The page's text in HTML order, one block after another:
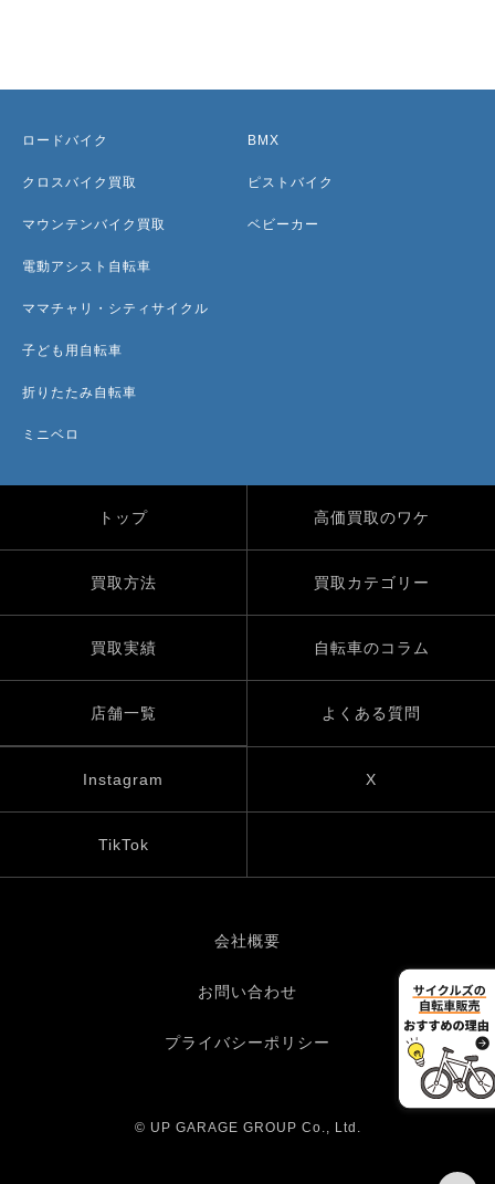
ロードバイク
クロスバイク買取
マウンテンバイク買取
電動アシスト自転車
ママチャリ・シティサイクル
子ども用自転車
折りたたみ自転車
ミニベロ
BMX
ピストバイク
ベビーカー
トップ 高価買取のワケ
買取方法 買取カテゴリー
買取実績 自転車のコラム
店舗一覧 よくある質問
Instagram X
TikTok
会社概要
お問い合わせ
プライバシーポリシー
© UP GARAGE GROUP Co., Ltd.